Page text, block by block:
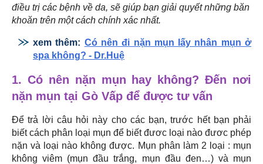
điều trị các bệnh về da, sẽ giúp bạn giải quyết những băn
khoăn trên một cách chính xác nhất.
xem thêm: Có nên đi nặn mụn lấy nhân mụn ở
spa không? - Dr.Huệ
1. Có nên nặn mụn hay không? Đến nơi
nặn mụn tại Gò Vấp để được tư vấn
Để trả lời câu hỏi này cho các bạn, trước hết bạn phải
biết cách phân loại mụn để biết đươc loại nào đươc phép
nặn và loại nào không được. Mụn phân làm 2 loại : mụn
không viêm (mụn đầu trắng, mụn đầu đen…) và mụn